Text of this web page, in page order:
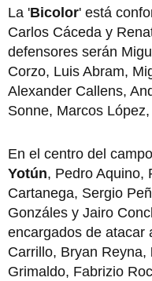
La 'Bicolor' está
Carlos Cáceda y
defensores serán
Corzo, Luis Abram,
Alexander Callens,
Sonne, Marcos
En el centro del
Yotún, Pedro Aquino,
Cartanega, Sergio
Gonzáles y Jairo
encargados de atacar
Carrillo, Bryan Reyna,
Grimaldo, Fabrizio